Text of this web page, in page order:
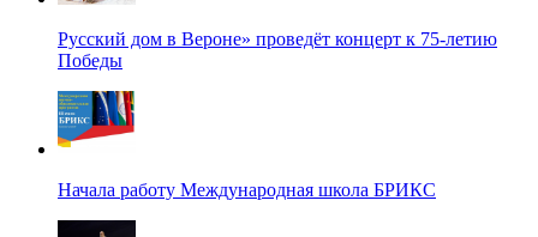
Русский дом в Вероне» проведёт концерт к 75-летию
Победы
Начала работу Международная школа БРИКС